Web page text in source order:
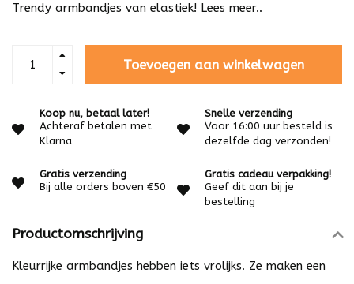
Trendy armbandjes van elastiek! Lees meer..
Toevoegen aan winkelwagen
Koop nu, betaal later!
Achteraf betalen met
Klarna
Snelle verzending
Voor 16:00 uur besteld is
dezelfde dag verzonden!
Gratis verzending
Bij alle orders boven €50
Gratis cadeau verpakking!
Geef dit aan bij je
bestelling
Productomschrijving
Kleurrijke armbandjes hebben iets vrolijks. Ze maken een